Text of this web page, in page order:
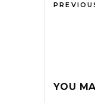
YOU